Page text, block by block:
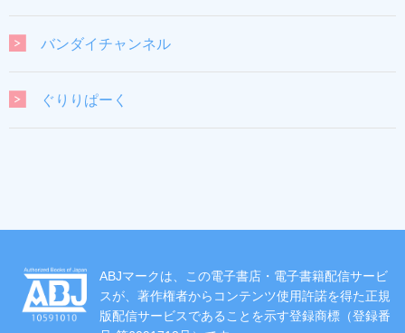
バンダイチャンネル
ぐりりぱーく
ABJマークは、この電子書店・電子書籍配信サービ
スが、著作権者からコンテンツ使用許諾を得た正規
版配信サービスであることを示す登録商標（登録番